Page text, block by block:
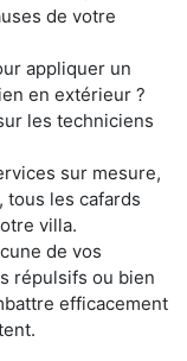
de votre
appliquer un
en extérieur ?
les techniciens
sur mesure,
les cafards
villa.
de vos
répulsifs ou bien
efficacement